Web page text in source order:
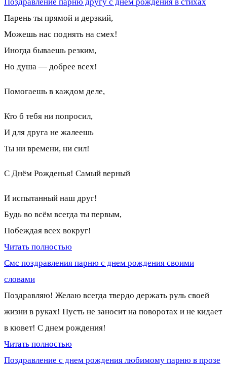
Парень ты прямой и дерзкий,
Можешь нас поднять на смех!
Иногда бываешь резким,
Но душа — добрее всех!
Помогаешь в каждом деле,
Кто б тебя ни попросил,
И для друга не жалеешь
Ты ни времени, ни сил!
С Днём Рожденья! Самый верный
И испытанный наш друг!
Будь во всём всегда ты первым,
Побеждая всех вокруг!
Читать полностью
Смс поздравления парню с днем рождения своими
словами
Поздравляю! Желаю всегда твердо держать руль своей
жизни в руках! Пусть не заносит на поворотах и не кидает
в кювет! С днем рождения!
Читать полностью
Поздравление с днем рождения любимому парню в прозе